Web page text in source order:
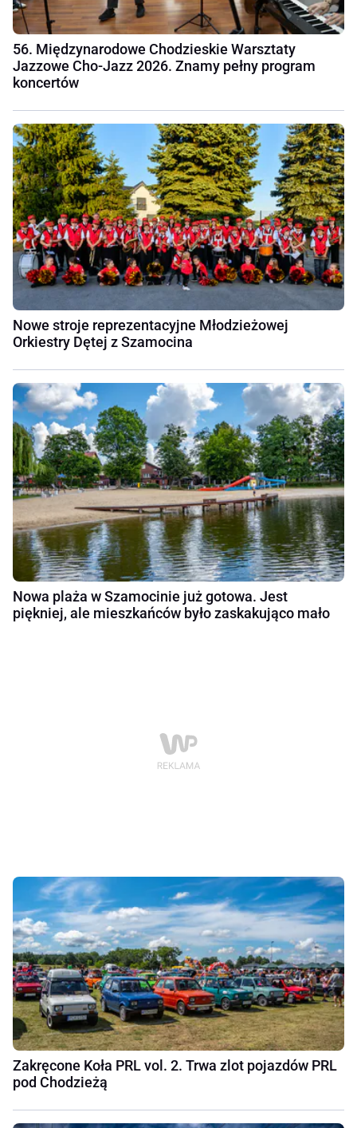
56. Międzynarodowe Chodzieskie Warsztaty
Jazzowe Cho-Jazz 2026. Znamy pełny program
koncertów
Nowe stroje reprezentacyjne Młodzieżowej
Orkiestry Dętej z Szamocina
Nowa plaża w Szamocinie już gotowa. Jest
piękniej, ale mieszkańców było zaskakująco mało
Zakręcone Koła PRL vol. 2. Trwa zlot pojazdów PRL
pod Chodzieżą